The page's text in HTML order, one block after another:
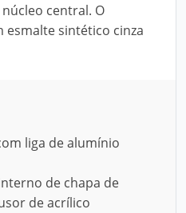
central. O
esmalte sintético cinza
liga de alumínio
de chapa de
de acrílico